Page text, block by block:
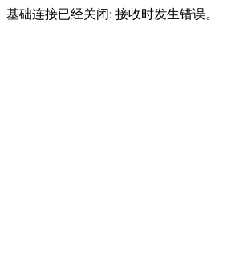
基础连接已经关闭: 接收时发生错误。